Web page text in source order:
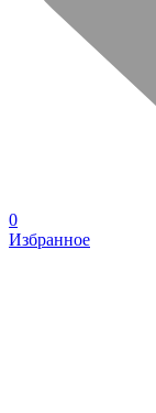
0
Избранное